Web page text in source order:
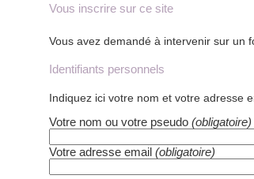
Vous inscrire sur ce site
Identifiants personnels
Indiquez ici votre nom et votre adresse
Votre nom ou votre pseudo (obligatoire)
Votre adresse email (obligatoire)